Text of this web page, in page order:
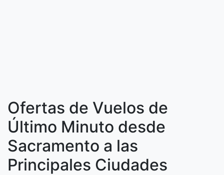
Ofertas de Vuelos de
Último Minuto desde
Sacramento a las
Principales Ciudades